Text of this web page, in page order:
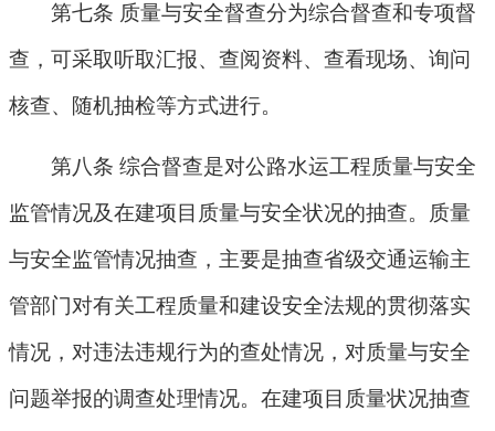
第七条 质量与安全督查分为综合督查和专项督
查，可采取听取汇报、查阅资料、查看现场、询问
核查、随机抽检等方式进行。
第八条 综合督查是对公路水运工程质量与安全
监管情况及在建项目质量与安全状况的抽查。质量
与安全监管情况抽查，主要是抽查省级交通运输主
管部门对有关工程质量和建设安全法规的贯彻落实
情况，对违法违规行为的查处情况，对质量与安全
问题举报的调查处理情况。在建项目质量状况抽查